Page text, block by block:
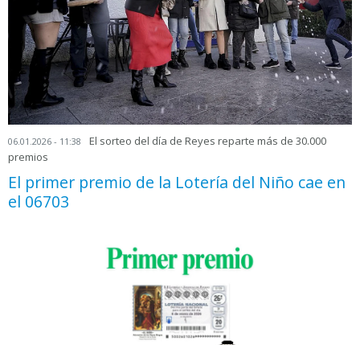
06.01.2026 - 11:38
El sorteo del día de Reyes reparte más de 30.000
premios
El primer premio de la Lotería del Niño cae en
el 06703